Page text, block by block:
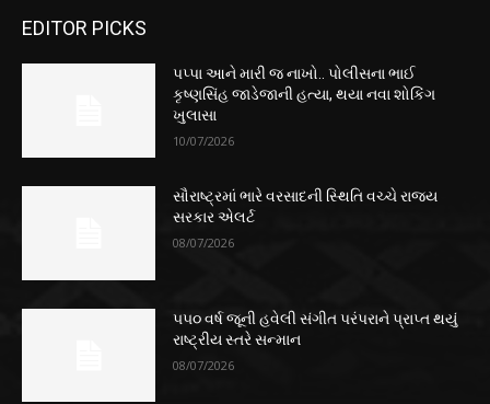
EDITOR PICKS
પપ્પા આને મારી જ નાખો.. પોલીસના ભાઈ
કૃષ્ણસિંહ જાડેજાની હત્યા, થયા નવા શોકિંગ
ખુલાસા
10/07/2026
સૌરાષ્ટ્રમાં ભારે વરસાદની સ્થિતિ વચ્ચે રાજ્ય
સરકાર એલર્ટ
08/07/2026
૫૫૦ વર્ષ જૂની હવેલી સંગીત પરંપરાને પ્રાપ્ત થયું
રાષ્ટ્રીય સ્તરે સન્માન
08/07/2026